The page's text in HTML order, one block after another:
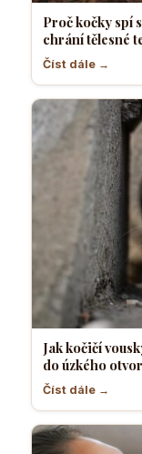
Proč kočky spí
chrání tělesné
Číst dále →
Jak kočičí
do úzkého
Číst dále →